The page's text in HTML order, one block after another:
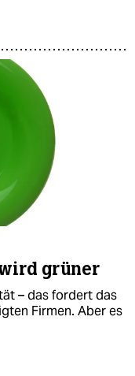
grüner
– das fordert das
Firmen. Aber es